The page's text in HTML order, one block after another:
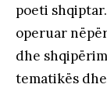
poeti
operuar
dhe
tematikës